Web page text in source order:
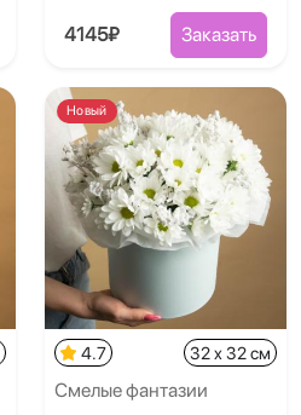
4145₽ Заказать
Новый
4.7 32 x 32 см
Смелые фантазии